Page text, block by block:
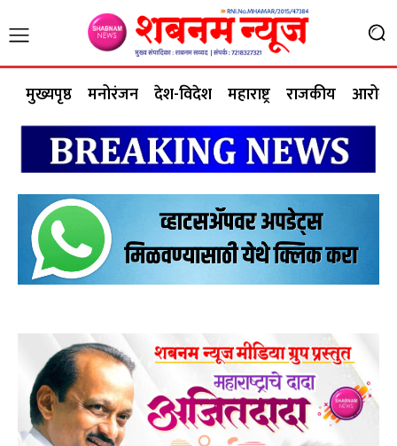
मुख्यपृष्ठ मनोरंजन देश-विदेश महाराष्ट्र राजकीय आरोग्य